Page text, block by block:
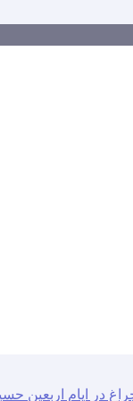
در ایام اربعین